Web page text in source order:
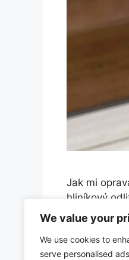
We value your
We use cookies to
serve personalised
Jak mi
hliníkový
rozhodl se
Rubriky
Velosolex a
Štítky
černá kočka